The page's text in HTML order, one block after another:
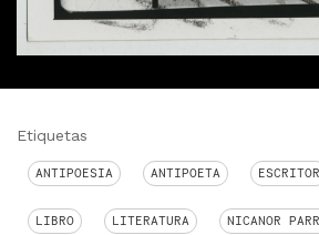
Etiquetas
ANTIPOESIA ANTIPOETA ESCRITOR
LIBRO LITERATURA NICANOR